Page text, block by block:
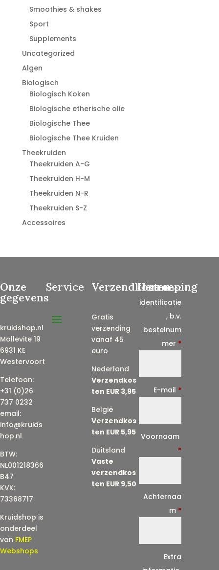
Smoothies & shakes
Sport
Supplements
Uncategorized
Algen
Biologisch
Biologisch Koken
Biologische etherische olie
Biologische Thee
Biologische Thee Kruiden
Theekruiden
Theekruiden A-G
Theekruiden H-M
Theekruiden N-R
Theekruiden S-Z
Accessoires
Onze
gegevens
kruidshop.nl
Mollevite 19
6931 KE
Westervoort
Telefoon:
+31 (0)26
737 0232
email:
info@kruids
hop.nl
BTW:
NL001218366
B47
KVK:
73368717
Kruidshop is
onderdeel
van FMEP
Webshops
Service Verzendkosten
Gratis
verzending
vanaf 45
euro
Nederland
Verzendkos
ten EUR 3,95
België
Verzendkos
ten EUR 5,95
Duitsland
Vaste
verzendkos
ten EUR 9,50
Herroeping
Contract
identificatie
, b.v.
bestelnum
mer *
E-mail *
Voornaam
*
Achternaa
m *
Extra